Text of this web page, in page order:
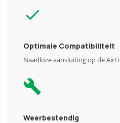
Optimale Compatibiliteit
Naadloze aansluiting op de
Weerbestendig